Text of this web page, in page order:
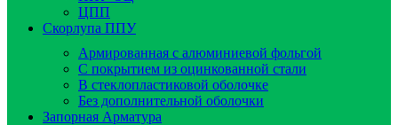
ЦПП
Скорлупа ППУ
Армированная с алюминиевой фольгой
C покрытием из оцинкованной стали
В стеклопластиковой оболочке
Без дополнительной оболочки
Запорная Арматура